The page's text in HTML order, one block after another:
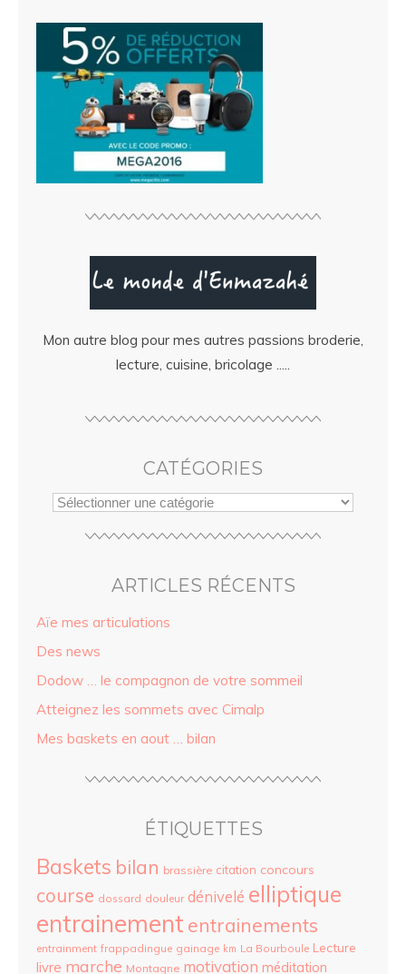
Mon autre blog pour mes autres passions broderie,
lecture, cuisine, bricolage .....
CATÉGORIES
ARTICLES RÉCENTS
Aïe mes articulations
Des news
Dodow … le compagnon de votre sommeil
Atteignez les sommets avec Cimalp
Mes baskets en aout … bilan
ÉTIQUETTES
Baskets bilan brassière citation concours
course dossard douleur dénivelé elliptique
entrainement entrainements
entrainment frappadingue gainage km La Bourboule Lecture
livre marche Montagne motivation méditation